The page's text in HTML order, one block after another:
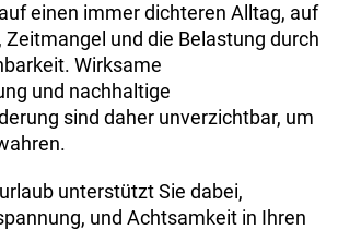
einen immer dichteren Alltag, auf
und die Belastung durch
Wirksame
und nachhaltige
sind daher unverzichtbar, um
unterstützt Sie dabei,
und Achtsamkeit in Ihren